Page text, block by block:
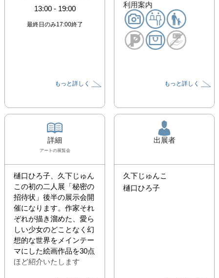
13:00- 19:00
最終日のみ17:00終了
もっと詳しく
利用案内
もっと詳しく
詳細
アート の展覧会
樋口ひろ子、久下じゅん
この初の二人展「秘密の
招待状」後半の展示会開
催になります。作家それ
ぞれが描き溜めた、愛ら
しい少女のどことなく幻
想的な世界をメインテー
マにした絵画作品を30点
ほど紹介いたします
出展者
久下じゅんこ
樋口ひろ子